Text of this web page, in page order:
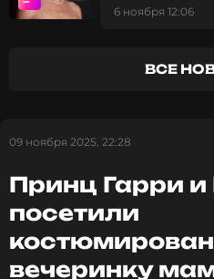
Голливуде
6 ноября 12:06
ВСЕ
09 ноября 2025, 22:28
Принц Гарри
посетили
вечеринку